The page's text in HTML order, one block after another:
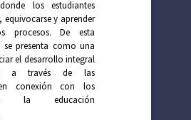
los estudiantes
equivocarse y aprender
procesos. De esta
presenta como una
el desarrollo integral
a través de las
conexión con los
la educación